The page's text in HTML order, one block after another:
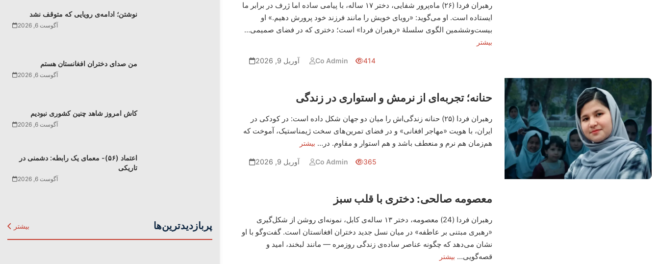
رهبران فردا (۲۶) ماه‌پرور شفایی، دختر ۱۷ ساله، با پیامی ساده اما ژرف در برابر ما
ایستاده است. او می‌گوید: «رویای خویش را مانند فرزند خود پرورش دهیم.» او
بیست‌وششمین الگوی سلسلۀ «رهبران فردا» است؛ دختری که در فضای صمیمی…
بیشتر
آوریل 9, 2026 Co Admin 414
حنانه؛ تجربه‌ای از نرمش و استواری در زندگی
رهبران فردا (۲۵) حنانه زندگی‌اش را میان دو جهان شکل داده است: در کودکی در
ایران، با هویت «مهاجر افغانی» و در فضای تمرین‌های سخت ژیمناستیک، آموخت که
هم‌زمان هم نرم و منعطف باشد و هم استوار و مقاوم. در… بیشتر
آوریل 9, 2026 Co Admin 365
معصومه صالحی: دختری با قلب سبز
رهبران فردا (24) معصومه، دختر ۱۳ ساله‌ی کابل، نمونه‌ای روشن از شکل‌گیری
«رهبری مبتنی بر عاطفه» در میان نسل جدید دختران افغانستان است. گفت‌وگو با او
نشان می‌دهد که چگونه عناصر ساده‌ی زندگی روزمره — مانند لبخند، امید و
قصه‌گویی… بیشتر
نوشتن؛ ادامه‌ی رویایی که متوقف نشد
آگوست 6, 2026
من صدای دختران افغانستان هستم
آگوست 6, 2026
کاش امروز شاهد چنین کشوری نبودیم
آگوست 6, 2026
اعتماد (۵۶)- معمای یک رابطه: دشمنی در
تاریکی
آگوست 6, 2026
پربازدیدترین‌ها بیشتر